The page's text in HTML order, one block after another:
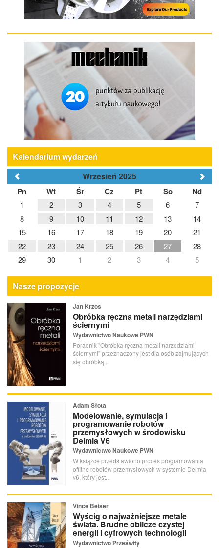
Kalendarium wydarzeń
Wrzesień 2025
Pn Wt Śr Cz Pt So Nd
1 2 3 4 5 6
7
8
9 10 11 12 13
14
15
16 17 18 19 20
21
22
23 24 25 26 27
28
29
30 1 2 3 4 5
Nasze propozycje
Jan Krzos
Obróbka ręczna metali narzędziami
ściernymi
Wydawnictwo Naukowe PWN
Poradnik "Obróbka ręczna metali narzędziami
ściernymi" przeznaczony jest dla osób zajmujących
się obróbką...
Adam Słota
Modelowanie, symulacja i
programowanie robotów
przemysłowych w środowisku
Delmia V6
Wydawnictwo Naukowe PWN
W książce przedstawiono proces programowania
offline robotów przemysłowych w systemie Delmia
v6, który jest...
Vince Beiser
Wyścig o najważniejsze metale
świata. Brudne oblicze czystej
energii i cyfrowych technologii
Wydawnictwo Prześwity